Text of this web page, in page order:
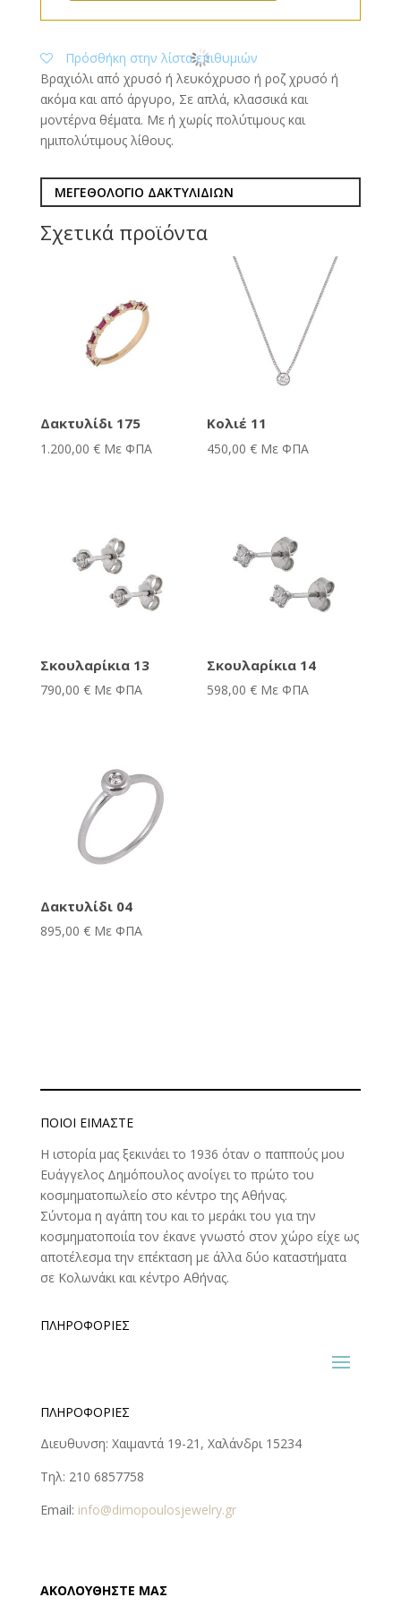
Πρόσθήκη στην λίστα επιθυμιών
Βραχιόλι από χρυσό ή λευκόχρυσο ή ροζ χρυσό ή
ακόμα και από άργυρο, Σε απλά, κλασσικά και
μοντέρνα θέματα. Με ή χωρίς πολύτιμους και
ημιπολύτιμους λίθους.
ΜΕΓΕΘΟΛΟΓΙΟ ΔΑΚΤΥΛΙΔΙΩΝ
Σχετικά προϊόντα
Δακτυλίδι 175
1.200,00 € Με ΦΠΑ
Κολιέ 11
450,00€ Με ΦΠΑ
Σκουλαρίκια 13
790,00 € Με ΦΠΑ
Σκουλαρίκια 14
598,00€ Με ΦΠΑ
Δακτυλίδι 04
895,00 € Με ΦΠΑ
ΠΟΙΟΊ ΕΊΜΑΣΤΕ
Η ιστορία μας ξεκινάει το 1936 όταν ο παππούς μου
Ευάγγελος Δημόπουλος ανοίγει το πρώτο του
κοσμηματοπωλείο στο κέντρο της Αθήνας.
Σύντομα η αγάπη του και το μεράκι του για την
κοσμηματοποιία τον έκανε γνωστό στον χώρο είχε ως
αποτέλεσμα την επέκταση με άλλα δύο καταστήματα
σε Κολωνάκι και κέντρο Αθήνας.
ΠΛΗΡΟΦΟΡΊΕΣ
ΠΛΗΡΟΦΟΡΊΕΣ
Διευθυνση: Χαιμαντά 19-21, Χαλάνδρι 15234
Τηλ: 210 6857758
Email: info@dimopoulosjewelry.gr
ΑΚΟΛΟΥΘΉΣΤΕ ΜΑΣ